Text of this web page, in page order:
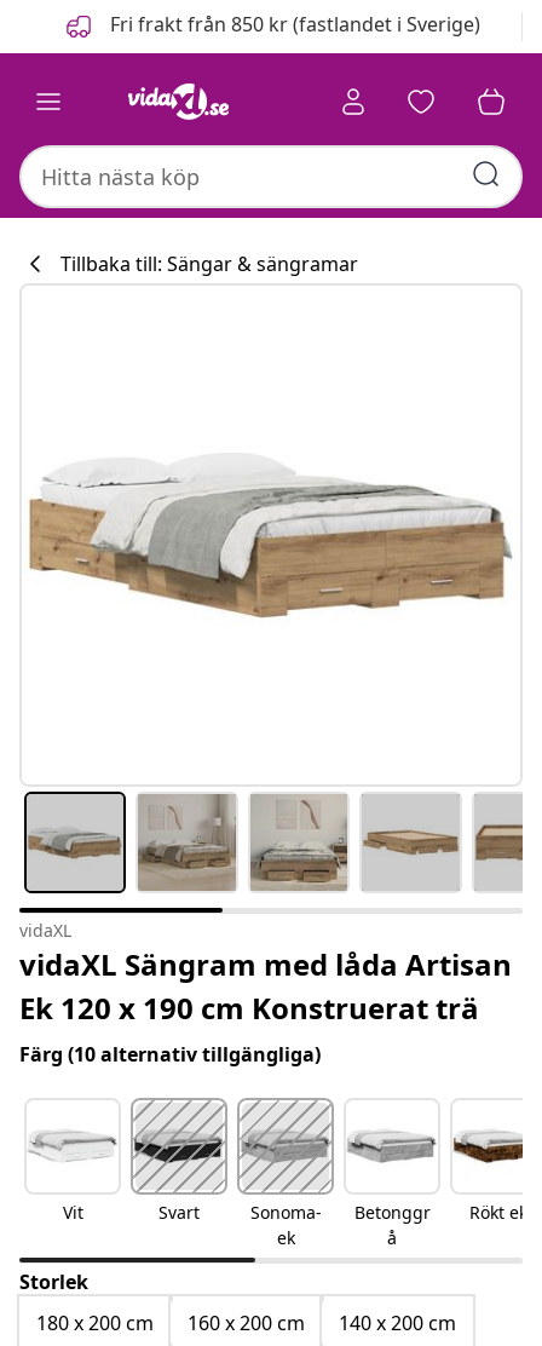
FöregåendeFri frakt från 850 kr (fastlandet i Sverige)
Tillbaka till: Sängar & sängramar
vidaXL
vidaXL Sängram med låda Artisan
Ek 120 x 190 cm Konstruerat trä
Färg (10 alternativ tillgängliga)
Vit Svart
Sonoma-
ek
Betonggr
å
Rökt ek
Storlek
180 x 200 cm
160 x 200 cm
140 x 200 cm